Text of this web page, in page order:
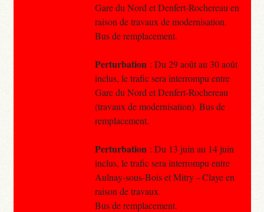
Gare du Nord et Denfert-Rochereau en
raison de travaux de modernisation.
Bus de remplacement.
Perturbation : Du 29 août au 30 août
inclus, le trafic sera interrompu entre
Gare du Nord et Denfert-Rochereau
(travaux de modernisation). Bus de
remplacement.
Perturbation : Du 13 juin au 14 juin
inclus, le trafic sera interrompu entre
Aulnay-sous-Bois et Mitry – Claye en
raison de travaux.
Bus de remplacement.